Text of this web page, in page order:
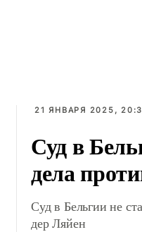
21 ЯНВАРЯ 2025,
Суд в
дела
Суд в Бельгии не
дер Ляйен